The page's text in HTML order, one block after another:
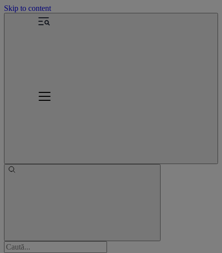
Skip to content